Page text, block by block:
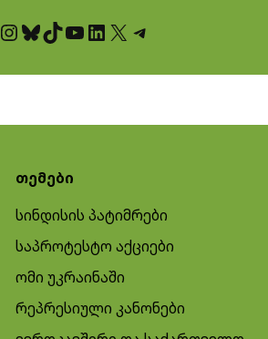
InstagramBluesky TikTok YouTube LinkedIn X Telegram
თემები
სინდისის პატიმრები
საპროტესტო აქციები
ომი უკრაინაში
რეპრესიული კანონები